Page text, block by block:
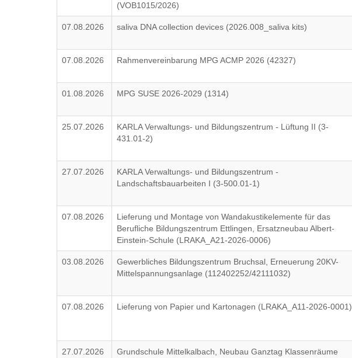
(VOB1015/2026)
07.08.2026 saliva DNA collection devices (2026.008_saliva kits)
07.08.2026 Rahmenvereinbarung MPG ACMP 2026 (42327)
01.08.2026 MPG SUSE 2026-2029 (1314)
25.07.2026
KARLA Verwaltungs- und Bildungszentrum - Lüftung II (3-
431.01-2)
27.07.2026
KARLA Verwaltungs- und Bildungszentrum -
Landschaftsbauarbeiten I (3-500.01-1)
07.08.2026
Lieferung und Montage von Wandakustikelemente für das
Berufliche Bildungszentrum Ettlingen, Ersatzneubau Albert-
Einstein-Schule (LRAKA_A21-2026-0006)
03.08.2026
Gewerbliches Bildungszentrum Bruchsal, Erneuerung 20KV-
Mittelspannungsanlage (112402252/42111032)
07.08.2026 Lieferung von Papier und Kartonagen (LRAKA_A11-2026-0001)
27.07.2026
Grundschule Mittelkalbach, Neubau Ganztag Klassenräume